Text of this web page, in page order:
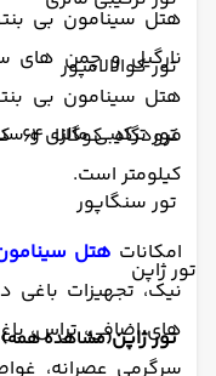
تور کوالالامپور
تور ترکیبی مالزی و
تور سنگاپور
تور ژاپن
تور ژاپن(مشاهده همه)
نارگیل و چمن های
کیلومتر است.
امکانات هتل سینامون
نیک، تجهیزات باغی
های اضافی، تراس،
سرگرمی عصرانه،